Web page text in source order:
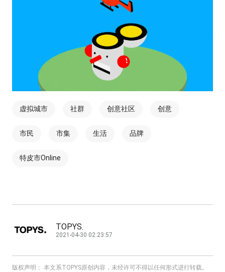
虚拟城市 社群 创意社区 创意
市民 市集 生活 品牌
特皮市Online
TOPYS.
2021-04-30 02:23:57
版权声明： 本文系TOPYS原创内容，未经许可不得以任何形式进行转载。